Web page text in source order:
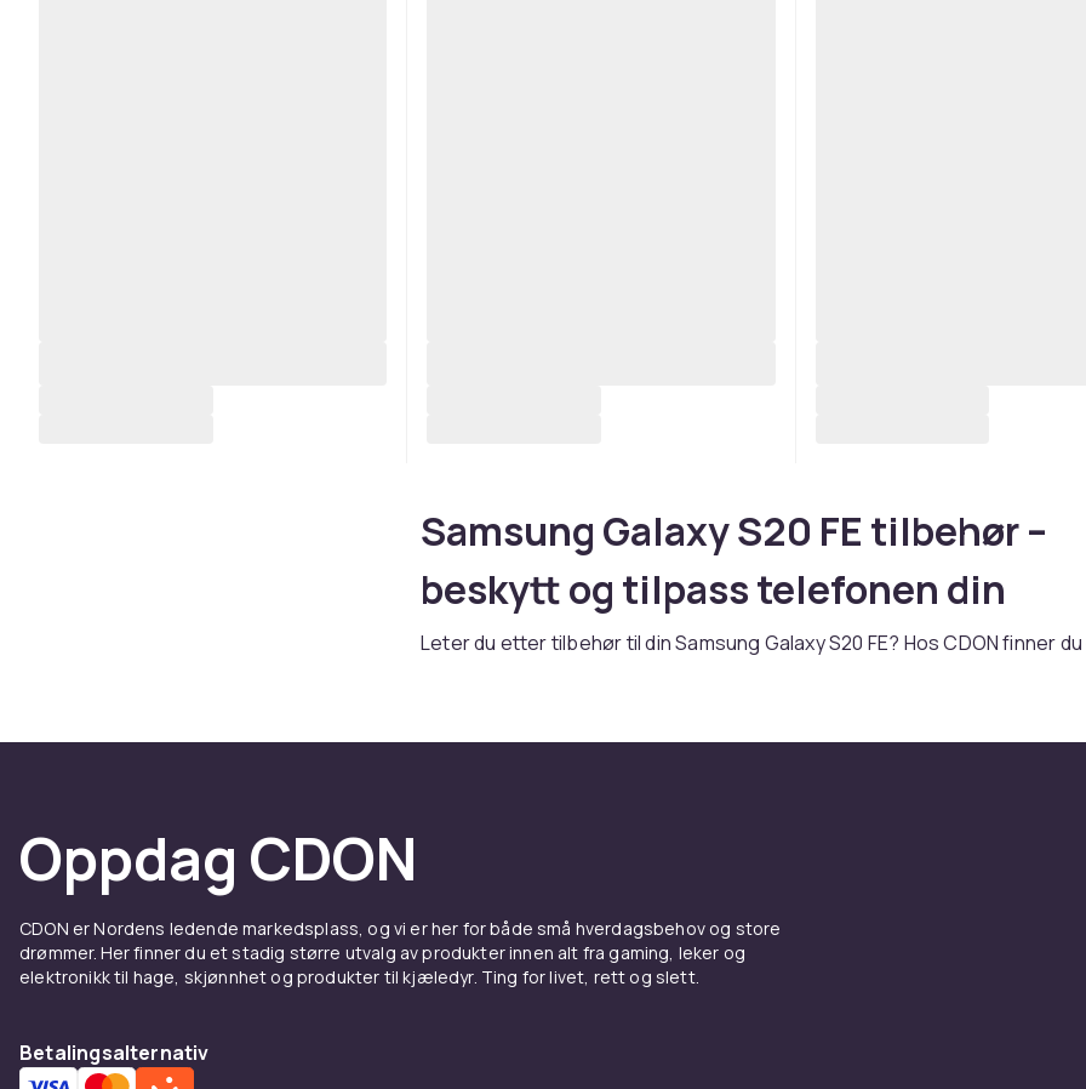
Samsung Galaxy S20 FE tilbehør –
beskytt og tilpass telefonen din
Leter du etter tilbehør til din Samsung Galaxy S20 FE? Hos CDON finner
hverdagslige uhell. Velg mellom tynne silikon-deksel som bevarer
slanke profil, eller robuste støtdempende modeller for ekstra
hele utvalget avSamsung tilbehør
Oppdag CDON
CDON er Nordens ledende markedsplass, og vi er her for både små hverdagsbehov og store
drømmer. Her finner du et stadig større utvalg av produkter innen alt fra gaming, leker og
elektronikk til hage, skjønnhet og produkter til kjæledyr. Ting for livet, rett og slett.
Betalingsalternativ